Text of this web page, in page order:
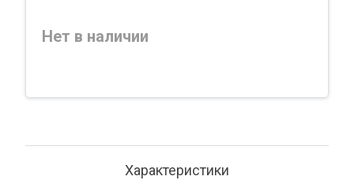
Нет в наличии
Характеристики